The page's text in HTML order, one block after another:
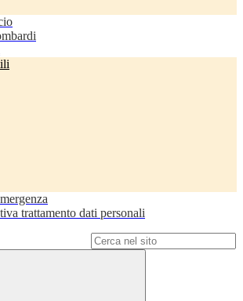
trattamento dati personali